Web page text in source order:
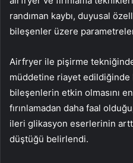
randıman kaybı, duyusal
bileşenler üzere
Airfryer ile pişirme
müddetine riayet edildiğinde
bileşenlerin etkin olmasını
fırınlamadan daha faal
ileri glikasyon eserlerinin
düştüğü belirlendi.